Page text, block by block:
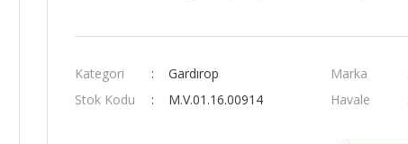
Kategori Gardırop Marka
Stok Kodu
M.V.01.16.00914 Havale